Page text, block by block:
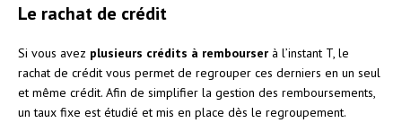
Le rachat de crédit
Si vous avez plusieurs crédits à rembourser à l’instant T, le
rachat de crédit vous permet de regrouper ces derniers en un seul
et même crédit. Afin de simplifier la gestion des remboursements,
un taux fixe est étudié et mis en place dès le regroupement.